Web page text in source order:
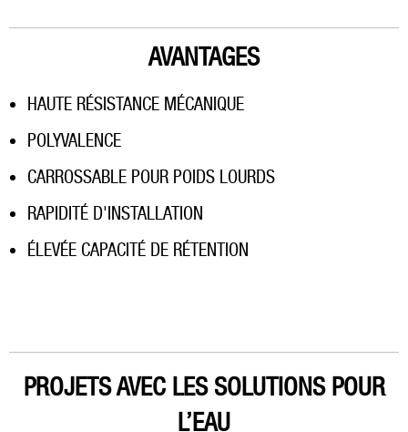
AVANTAGES
HAUTE RÉSISTANCE MÉCANIQUE
POLYVALENCE
CARROSSABLE POUR POIDS LOURDS
RAPIDITÉ D'INSTALLATION
ÉLEVÉE CAPACITÉ DE RÉTENTION
PROJETS AVEC LES SOLUTIONS POUR
L’EAU